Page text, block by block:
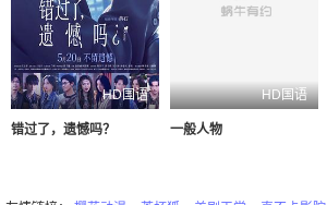
HD国语
错过了，遗憾吗？
HD国语
一般人物